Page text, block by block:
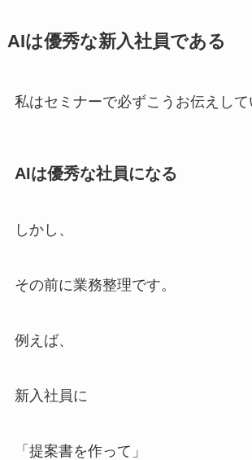
AIは優秀な新入社員である
私はセミナーで必ずこうお伝えして
AIは優秀な社員になる
しかし、
その前に業務整理です。
例えば、
新入社員に
「提案書を作って」